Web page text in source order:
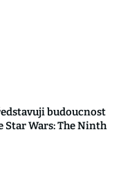
budoucnost
Star Wars: The Ninth